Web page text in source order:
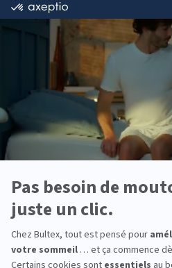
les nettoyages à raison de
certaines personnes allergiques se
oreiller parfaitement propre pour
durant la nuit. Dès lors,un lavage
Une nouvelle fois,
la présence
taie d’oreiller fera toute la
coussin. Le garnissage est ainsi
bénéficie d’une plus longue durée
Comment sécher votre
En effet, il est impératif que votre
secavant de pouvoir être utilisé à
séchage ne doit pas non plus
alors un risque de développement
Il est possible d’envisager
matières peu fragiles comme un
exemple. Cela étant, mieux vaut